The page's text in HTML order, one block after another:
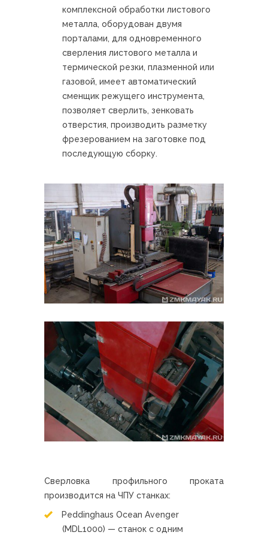
комплексной обработки листового
металла, оборудован двумя
порталами, для одновременного
сверления листового металла и
термической резки, плазменной или
газовой, имеет автоматический
сменщик режущего инструмента,
позволяет сверлить, зенковать
отверстия, производить разметку
фрезерованием на заготовке под
последующую сборку.
Сверловка профильного проката
производится на ЧПУ станках:
Peddinghaus Ocean Avenger
(MDL1000) — станок с одним